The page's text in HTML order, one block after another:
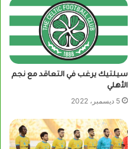
سيلتيك يرغب في التعاقد مع نجم
الأهلي
5 ديسمبر، 2022